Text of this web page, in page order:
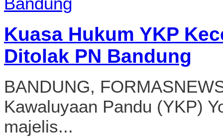
Kuasa Hukum YKP
Ditolak PN Bandung
BANDUNG,
Kawaluyaan Pandu (YKP)
majelis...